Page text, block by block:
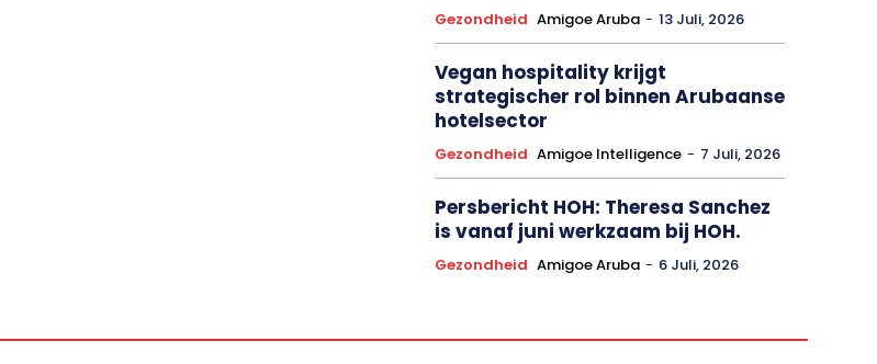
Gezondheid Amigoe Aruba - 13 Juli, 2026
Vegan hospitality krijgt
strategischer rol binnen Arubaanse
hotelsector
Gezondheid Amigoe Intelligence - 7 Juli, 2026
Persbericht HOH: Theresa Sanchez
is vanaf juni werkzaam bij HOH.
Gezondheid Amigoe Aruba - 6 Juli, 2026